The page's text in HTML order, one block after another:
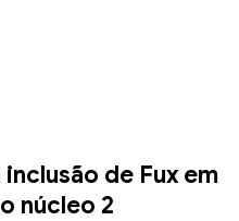
de Fux em
núcleo 2